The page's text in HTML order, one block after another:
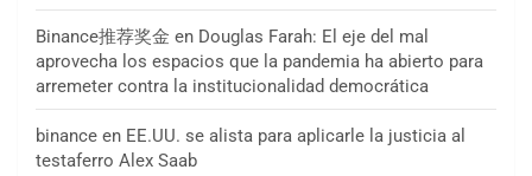
Binance推荐奖金 en Douglas Farah: El eje del mal
aprovecha los espacios que la pandemia ha abierto para
arremeter contra la institucionalidad democrática
binance en EE.UU. se alista para aplicarle la justicia al
testaferro Alex Saab